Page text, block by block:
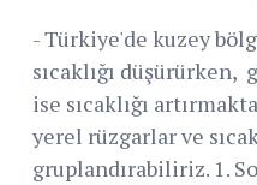
- Türkiye'de kuzey
sıcaklığı
ise sıcaklığı
yerel rüzgarlar ve
gruplandırabiliriz. 1.